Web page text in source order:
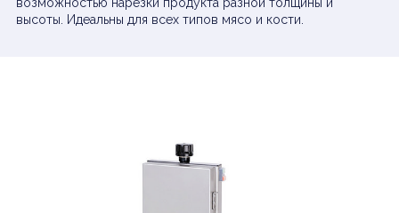
высоты. Идеальны для всех типов мясо и кости.